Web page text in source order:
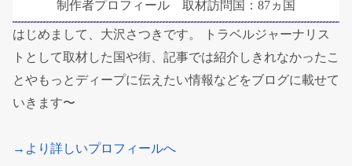
制作者プロフィール 取材訪問国：87ヵ国
はじめまして、大沢さつきです。 トラベルジャーナリス
トとして取材した国や街、記事では紹介しきれなかったこ
とやもっとディープに伝えたい情報などをブログに載せて
いきます〜
→より詳しいプロフィールへ